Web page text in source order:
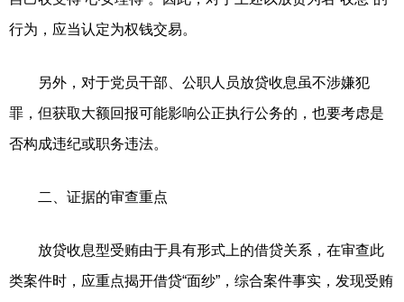
行为，应当认定为权钱交易。
另外，对于党员干部、公职人员放贷收息虽不涉嫌犯
罪，但获取大额回报可能影响公正执行公务的，也要考虑是
否构成违纪或职务违法。
二、证据的审查重点
放贷收息型受贿由于具有形式上的借贷关系，在审查此
类案件时，应重点揭开借贷“面纱”，综合案件事实，发现受贿